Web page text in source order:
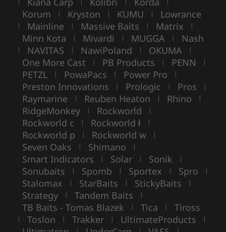
Korum | Kryston | KUMU | Lowrance
| Mainline | Massive Baits | Matrix |
Minn Kota | Mivardi | MUGGA | Nash
| NAVITAS | NawiPoland | OKUMA |
One More Cast | PB Products | PENN |
PETZL | PowaPacs | Power Pro |
Preston Innovations | Prologic | Pros |
Raymarine | Reuben Heaton | Rhino |
RidgeMonkey | Rockworld |
Rockworld c | Rockworld ł |
Rockworld p | Rockworld w |
Seven Oaks | Shimano |
Smart Indicators | Solar | Sonik |
Sonubaits | Spomb | Sportex | Spro |
Stalomax | StarBaits | StickyBaits |
Strategy | Tandem Baits |
TB Baits - Tomas Blazek | Tica | Tiross
| Toslon | Trakker | UltimateProducts |